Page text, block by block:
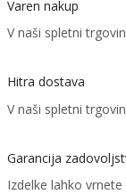
Varen nakup
V naši spletni
Hitra dostava
V naši spletni
Garancija
Izdelke lahko